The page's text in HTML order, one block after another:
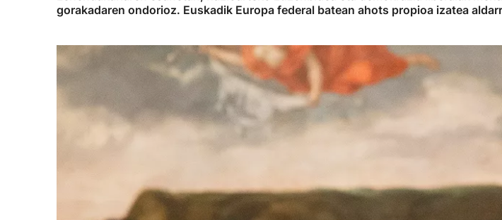
gorakadaren ondorioz. Euskadik Europa federal batean ahots propioa izatea